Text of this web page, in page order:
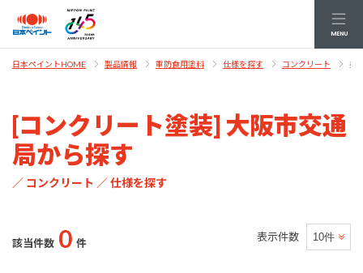
MENU
日本ペイントHOME 製品情報 重防食用塗料 仕様を探す コンクリート 条
[コンクリート塗装] 大阪市交通
局から探す
／ コンクリート ／ 仕様を探す
該当件数 0 件 表示件数